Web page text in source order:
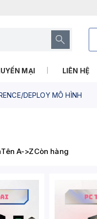
MẠI LIÊN HỆ
DEPLOY MÔ HÌNH
Tên A->ZCòn hàng